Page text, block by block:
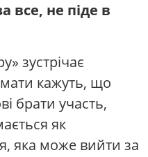
все, не піде в
зустрічає
кажуть, що
брати участь,
як
яка може вийти за